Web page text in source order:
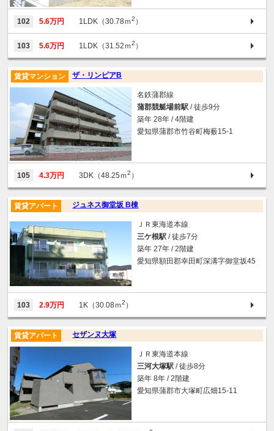
102 5.6万円 1LDK（30.78ｍ2 ）
103 5.6万円 1LDK（31.52ｍ2 ）
ザ・リンピアB
賃貸マンション
名鉄蒲郡線
蒲郡競艇場前駅 / 徒歩9分
築年 28年 / 4階建
愛知県蒲郡市竹谷町梅薮15-1
105 4.3万円 3DK（48.25ｍ2 ）
ジュネス御堂坂 B棟
賃貸アパート
ＪＲ東海道本線
三ケ根駅 / 徒歩7分
築年 27年 / 2階建
愛知県額田郡幸田町深溝字御堂坂45
103 2.9万円 1K（30.08ｍ2 ）
セザンヌ大塚
賃貸アパート
ＪＲ東海道本線
三河大塚駅 / 徒歩8分
築年 8年 / 2階建
愛知県蒲郡市大塚町広畑15-11